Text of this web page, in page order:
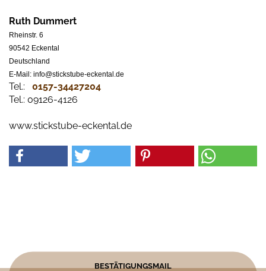
Ruth Dummert
Rheinstr. 6
90542 Eckental
Deutschland
E-Mail: info@stickstube-eckental.de
Tel.: 0157-34427204​
Tel.: 09126-4126
www.stickstube-eckental.de
BESTÄTIGUNGSMAIL